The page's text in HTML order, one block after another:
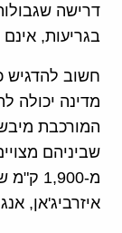
דרישה
בגריעות,
חשוב להדגיש
מדינה יכולה
המורכבת
שביניהם
איזרביג'אן,